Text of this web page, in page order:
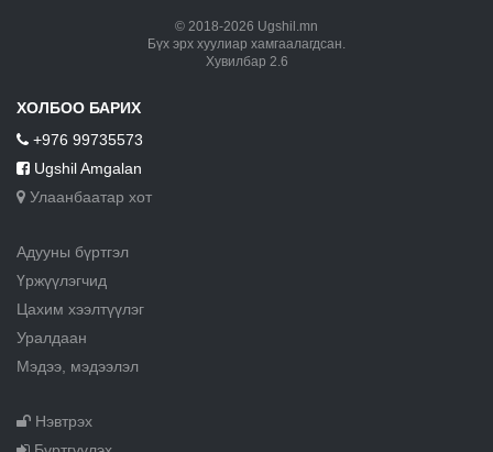
© 2018-2026 Ugshil.mn
Бүх эрх хуулиар хамгаалагдсан.
Хувилбар 2.6
ХОЛБОО БАРИХ
+976 99735573
Ugshil Amgalan
Улаанбаатар хот
Адууны бүртгэл
Үржүүлэгчид
Цахим хээлтүүлэг
Уралдаан
Мэдээ, мэдээлэл
Нэвтрэх